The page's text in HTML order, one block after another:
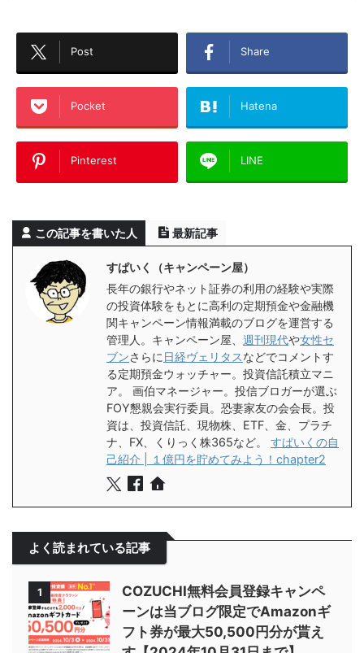
Post Share
Pocket Hatena
Pinterest LINE
この記事を書いた人 最新記事
すぱいく（キャンペーン屋）
長年の銀行やネット証券の利用の経験や実際
の投資体験をもとに高利の定期預金や金融機
関キャンペーン情報満載のブログを運営する
管理人。キャンペーン屋、 週刊現代や女性セ
ブンさらに 日経ヴェリタスなどでコメントす
る定期預金ウォッチャー。投資信託積立マニ
ア。 画伯マネージャー。投信ブロガーが選ぶ
FOY懇親会実行委員。恐妻家友の会会長。投
資は、投資信託、現物株、ETF、金、プラチ
ナ、FX、くりっく株365など。 すぱいくの自
己紹介 | １億円を貯めてみよう！chapter2
よく読まれている記事
1
COZUCHI無料会員登録キャンペ
ーンは当ブログ限定でAmazonギ
フト券が最大50,500円分が貰え